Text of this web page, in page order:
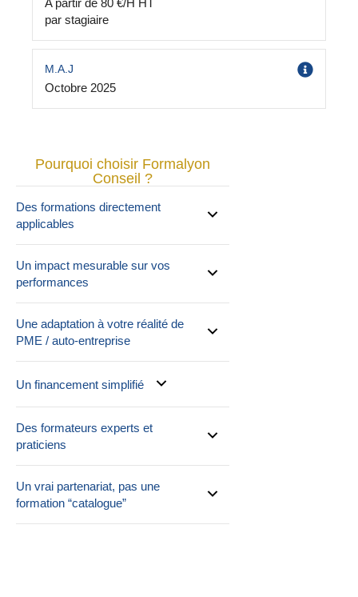
A partir de 80 €/H HT
par stagiaire
M.A.J
Octobre 2025
Pourquoi choisir Formalyon
Conseil ?
Des formations directement
applicables
Un impact mesurable sur vos
performances
Une adaptation à votre réalité de
PME / auto-entreprise
Un financement simplifié
Des formateurs experts et
praticiens
Un vrai partenariat, pas une
formation “catalogue”